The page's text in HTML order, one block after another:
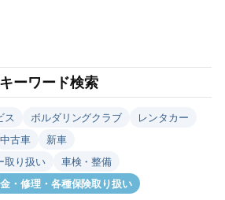
キーワード検索
ス ボルダリングクラブ
レンタカー
中古車
新車
取り扱い
車検・整備
・修理・各種保険取り扱い